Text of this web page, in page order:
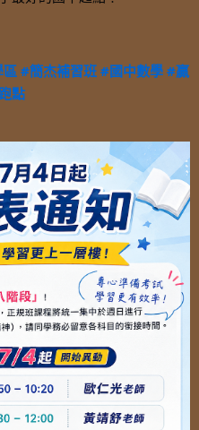
#簡杰補習班 #國中數學 #贏
點